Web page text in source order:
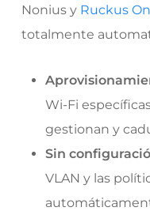
Nonius y Ruckus
totalmente
Wi-Fi
gestionan y
Sin
VLAN y las